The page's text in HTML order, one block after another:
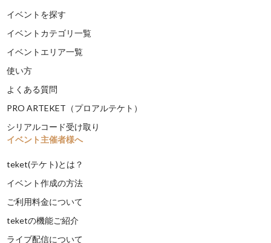
イベントを探す
イベントカテゴリ一覧
イベントエリア一覧
使い方
よくある質問
PRO ARTEKET（プロアルテケト）
シリアルコード受け取り
イベント主催者様へ
teket(テケト)とは？
イベント作成の方法
ご利用料金について
teketの機能ご紹介
ライブ配信について